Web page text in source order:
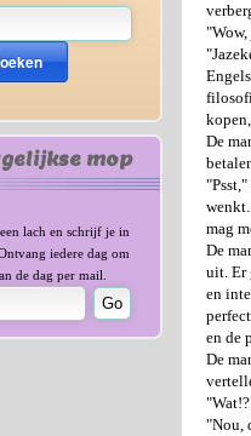
mop
lach en schrijf je in
iedere dag om
de dag per mail.
De
mag
De
uit. Er
en
en de
De
"Nou,